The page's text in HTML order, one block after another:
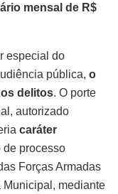
mensal de R$
especial do
pública, o
delitos. O porte
autorizado
caráter
de processo
Forças Armadas
Municipal, mediante